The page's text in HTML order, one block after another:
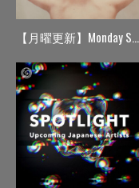
【月曜更新】Monday Spin